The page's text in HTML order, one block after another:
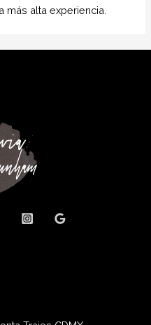
más alta experiencia.